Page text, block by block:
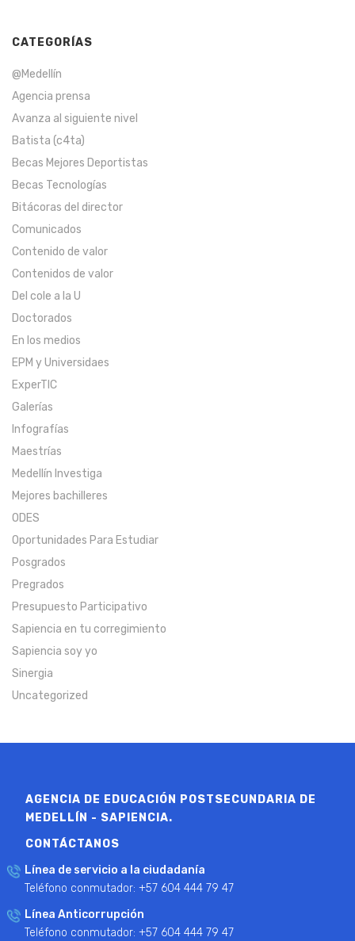
CATEGORÍAS
@Medellín
Agencia prensa
Avanza al siguiente nivel
Batista (c4ta)
Becas Mejores Deportistas
Becas Tecnologías
Bitácoras del director
Comunicados
Contenido de valor
Contenidos de valor
Del cole a la U
Doctorados
En los medios
EPM y Universidaes
ExperTIC
Galerías
Infografías
Maestrías
Medellín Investiga
Mejores bachilleres
ODES
Oportunidades Para Estudiar
Posgrados
Pregrados
Presupuesto Participativo
Sapiencia en tu corregimiento
Sapiencia soy yo
Sinergia
Uncategorized
AGENCIA DE EDUCACIÓN POSTSECUNDARIA DE
MEDELLÍN - SAPIENCIA.
CONTÁCTANOS
Línea de servicio a la ciudadanía
Teléfono conmutador: +57 604 444 79 47
Línea Anticorrupción
Teléfono conmutador: +57 604 444 79 47